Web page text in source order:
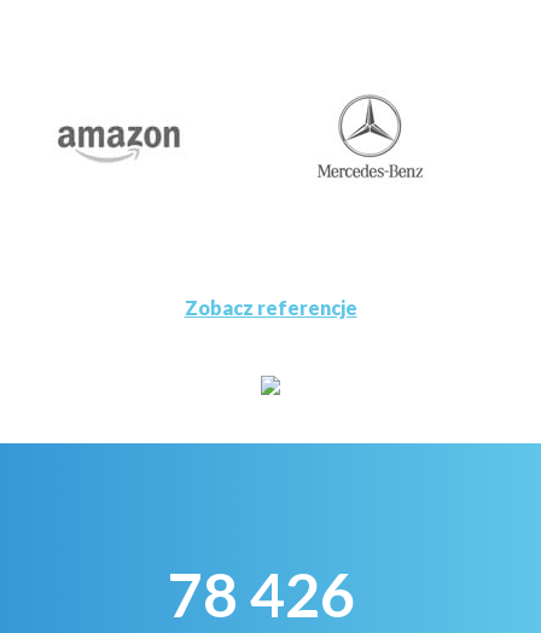
Zobacz referencje
78 426